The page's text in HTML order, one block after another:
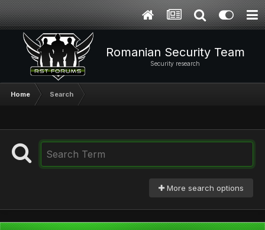
Romanian Security Team
Security research
Home Search
More search options